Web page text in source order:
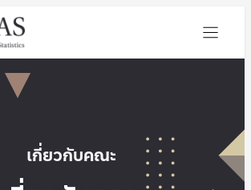
เกี่ยวกับคณะ